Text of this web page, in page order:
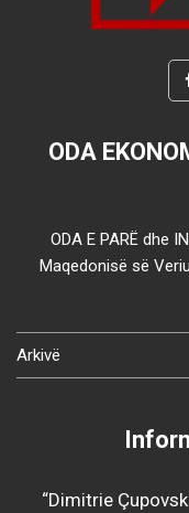
ODA
ODA E PARË dhe
Maqedonisë së
Arkivë
“Dimitrie